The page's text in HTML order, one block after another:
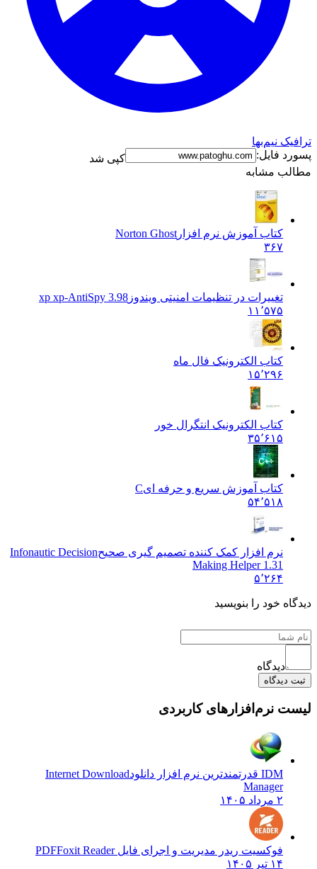
ترافیک نیم‌بها
پسورد فایل:
کپی شد
مطالب مشابه
کتاب آموزش نرم افزار Norton Ghost
۳۶۷
تغییرات در تنظیمات امنیتی ویندوز xp xp-AntiSpy 3.98
۱۱٬۵۷۵
کتاب الکترونیک فال ماه
۱۵٬۲۹۶
کتاب الکترونیک انتگرال خور
۳۵٬۶۱۵
کتاب آموزش سریع و حرفه ایC
۵۴٬۵۱۸
نرم افزار کمک کننده تصمیم گیری صحیحInfonautic Decision
Making Helper 1.31
۵٬۲۶۴
دیدگاه خود را بنویسید
دیدگاه
ثبت دیدگاه
لیست نرم‌افزارهای کاربردی
IDM قدرتمندترین نرم افزار دانلود
Internet Download
Manager
۲ مرداد ۱۴۰۵
فوکسیت ریدر مدیریت و اجرای فایل PDFFoxit Reader
۱۴ تیر ۱۴۰۵